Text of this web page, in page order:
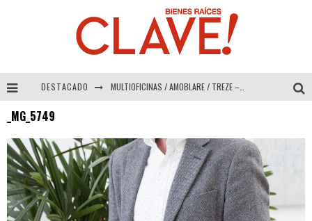
DESTACADO MULTIOFICINAS / AMOBLARE / TREZE – Especial Interiorismo & Decoración 2026
COLINEAL – Especial Interiorismo & Decoración 2026
ADRIANA HOYOS DESIGN STUDIO – Especial Interiorismo & Decoración 2026
_MG_5749